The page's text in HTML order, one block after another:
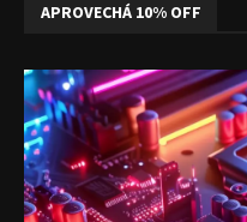
APROVECHÁ 10% OFF